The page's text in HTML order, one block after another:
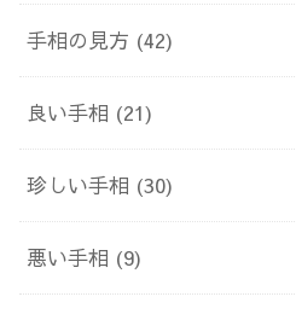
手相の見方 (42)
良い手相 (21)
珍しい手相 (30)
悪い手相 (9)